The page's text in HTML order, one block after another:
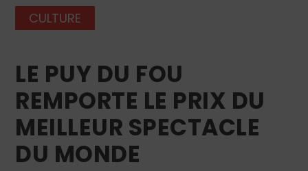
CULTURE
LE PUY DU FOU
REMPORTE LE PRIX DU
MEILLEUR SPECTACLE
DU MONDE